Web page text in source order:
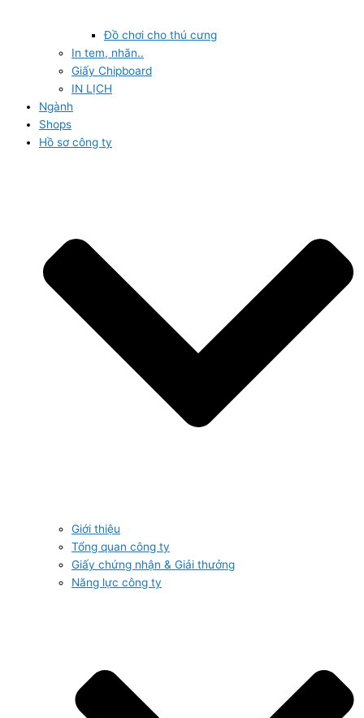
Đồ chơi cho thú cưng
In tem, nhãn..
Giấy Chipboard
IN LỊCH
Ngành
Shops
Hồ sơ công ty
Giới thiệu
Tổng quan công ty
Giấy chứng nhận & Giải thưởng
Năng lực công ty